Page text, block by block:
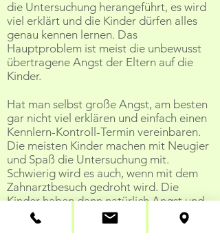
die Untersuchung herangeführt, es wird
viel erklärt und die Kinder dürfen alles
genau kennen lernen. Das
Hauptproblem ist meist die unbewusst
übertragene Angst der Eltern auf die
Kinder.
Hat man selbst große Angst, am besten
gar nicht viel erklären und einfach einen
Kennlern-Kontroll-Termin vereinbaren.
Die meisten Kinder machen mit Neugier
und Spaß die Untersuchung mit.
Schwierig wird es auch, wenn mit dem
Zahnarztbesuch gedroht wird. Die
Kinder haben dann natürlich Angst und
eine negative Erwartungshaltung.